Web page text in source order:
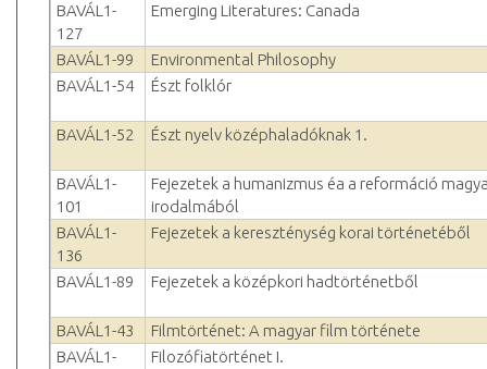
BAVÁL1-
127
Emerging Literatures: Canada
BAVÁL1-99
Environmental Philosophy
BAVÁL1-54
Észt folklór
BAVÁL1-52 Észt nyelv középhaladóknak 1.
BAVÁL1-
101
Fejezetek a humanizmus éa a reformáció
irodalmából
BAVÁL1-
136
Fejezetek a kereszténység korai történetéből
BAVÁL1-89 Fejezetek a középkori hadtörténetből
BAVÁL1-43
Filmtörténet: A magyar film története
BAVÁL1-
Filozófiatörténet I.